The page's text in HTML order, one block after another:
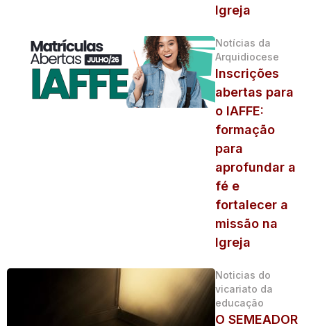
Igreja
Notícias da
Arquidiocese
Inscrições
abertas para
o IAFFE:
formação
para
aprofundar a
fé e
fortalecer a
missão na
Igreja
Noticias do
vicariato da
educação
O SEMEADOR